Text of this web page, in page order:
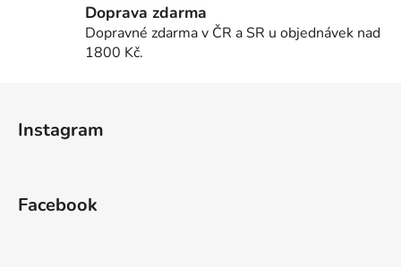
c
í
n
í
Doprava zdarma
Dopravné zdarma v ČR a SR u objednávek nad
1800 Kč.
Instagram
Facebook